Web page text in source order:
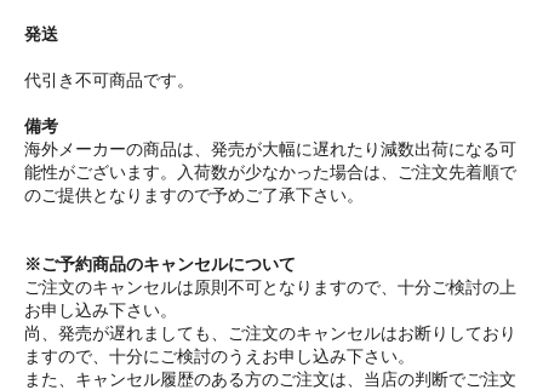
発送
代引き不可商品です。
備考
海外メーカーの商品は、発売が大幅に遅れたり減数出荷になる可
能性がございます。入荷数が少なかった場合は、ご注文先着順で
のご提供となりますので予めご了承下さい。
※ご予約商品のキャンセルについて
ご注文のキャンセルは原則不可となりますので、十分ご検討の上
お申し込み下さい。
尚、発売が遅れましても、ご注文のキャンセルはお断りしており
ますので、十分にご検討のうえお申し込み下さい。
また、キャンセル履歴のある方のご注文は、当店の判断でご注文